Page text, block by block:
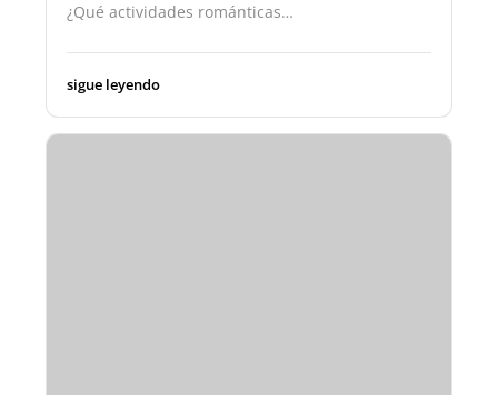
¿Qué actividades románticas…
sigue leyendo